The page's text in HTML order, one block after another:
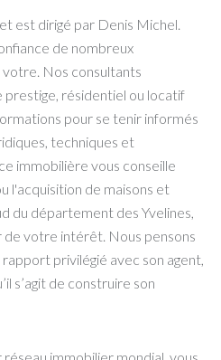
est dirigé par Denis Michel.
de nombreux
Nos consultants
prestige, résidentiel ou locatif
pour se tenir informés
techniques et
immobilière vous conseille
l'acquisition de maisons et
du département des Yvelines,
de votre intérêt. Nous pensons
rapport privilégié avec son agent,
s’agit de construire son